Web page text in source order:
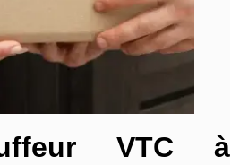
VTC à